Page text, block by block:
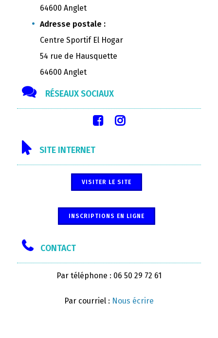
64600 Anglet
Adresse postale :
Centre Sportif El Hogar
54 rue de Hausquette
64600 Anglet
RÉSEAUX SOCIAUX
SITE INTERNET
VISITER LE SITE
INSCRIPTIONS EN LIGNE
CONTACT
Par téléphone : 06 50 29 72 61
Par courriel : Nous écrire